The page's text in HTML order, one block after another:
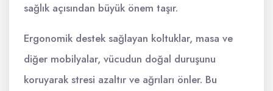
sağlık açısından büyük önem taşır.
Ergonomik destek sağlayan koltuklar, masa ve
diğer mobilyalar, vücudun doğal duruşunu
koruyarak stresi azaltır ve ağrıları önler. Bu